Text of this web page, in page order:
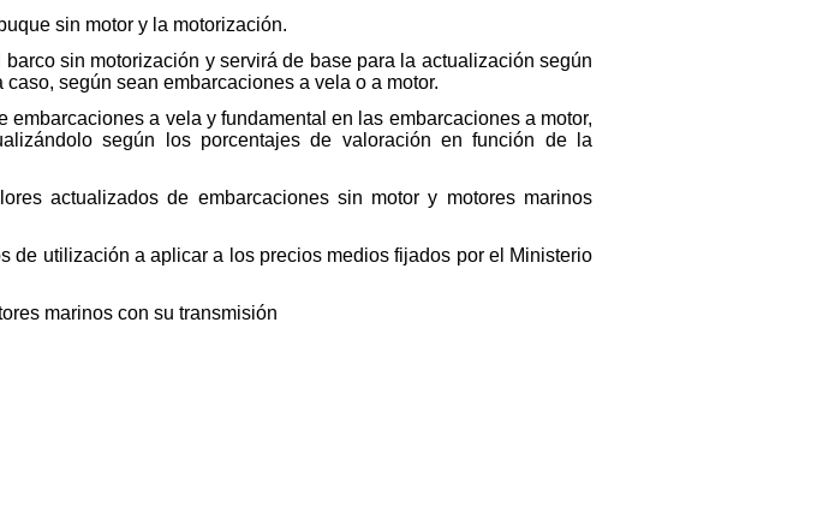
sin motor y la motorización.
sin motorización y servirá de base para la actualización según
según sean embarcaciones a vela o a motor.
a vela y fundamental en las embarcaciones a motor,
según los porcentajes de valoración en función de la
actualizados de embarcaciones sin motor y motores marinos
de utilización a aplicar a los precios medios fijados por el Ministerio
marinos con su transmisión